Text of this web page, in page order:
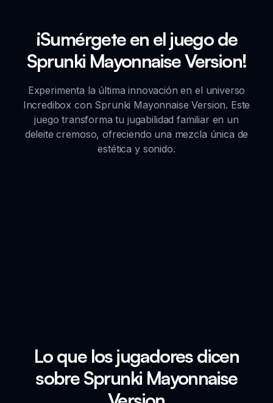
¡Sumérgete en el juego de
Sprunki Mayonnaise Version!
Experimenta la última innovación en el universo
Incredibox con Sprunki Mayonnaise Version. Este
juego transforma tu jugabilidad familiar en un
deleite cremoso, ofreciendo una mezcla única de
estética y sonido.
Lo que los jugadores dicen
sobre Sprunki Mayonnaise